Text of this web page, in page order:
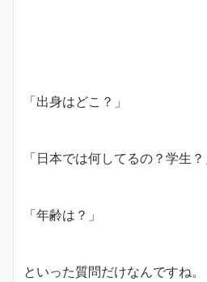
「出身はどこ？」
「日本では何してるの？学生？
「年齢は？」
といった質問だけなんですね。